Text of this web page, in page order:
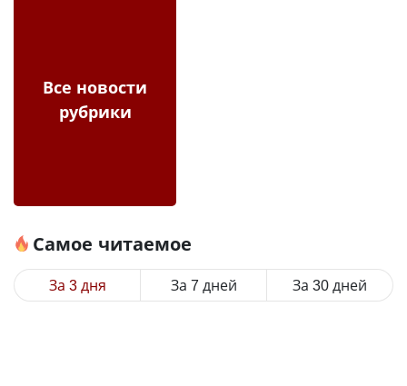
Все новости
рубрики
Самое читаемое
За 3 дня За 7 дней За 30 дней